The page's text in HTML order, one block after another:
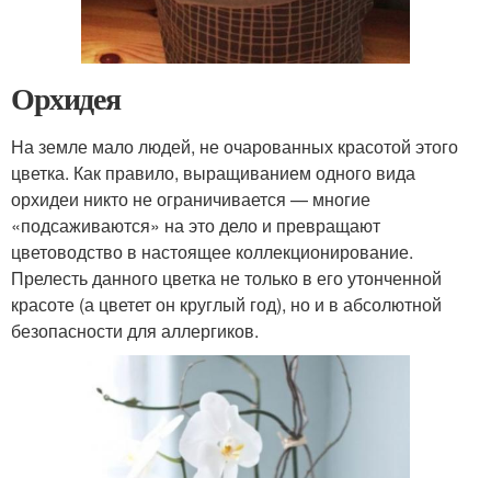
Орхидея
На земле мало людей, не очарованных красотой этого
цветка. Как правило, выращиванием одного вида
орхидеи никто не ограничивается — многие
«подсаживаются» на это дело и превращают
цветоводство в настоящее коллекционирование.
Прелесть данного цветка не только в его утонченной
красоте (а цветет он круглый год), но и в абсолютной
безопасности для аллергиков.